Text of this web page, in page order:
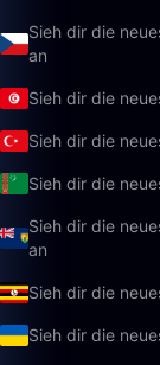
Sieh dir die
an
Sieh dir die
Sieh dir die
Sieh dir die
Sieh dir die
an
Sieh dir die
Sieh dir die